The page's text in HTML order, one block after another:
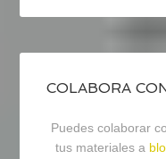
COLABORA
Puedes colaborar
tus materiales a